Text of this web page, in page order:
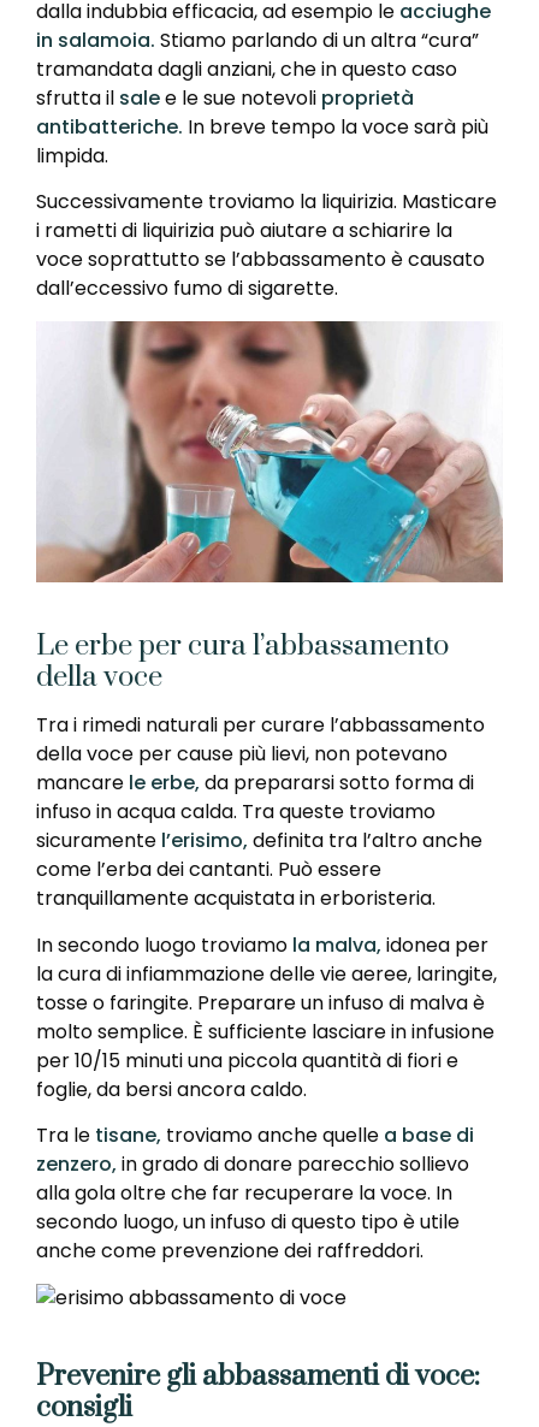
dalla indubbia efficacia, ad esempio le acciughe
in salamoia. Stiamo parlando di un altra “cura”
tramandata dagli anziani, che in questo caso
sfrutta il salee le sue notevoli proprietà
antibatteriche. In breve tempo la voce sarà più
limpida.
Successivamente troviamo la liquirizia. Masticare
i rametti di liquirizia può aiutare a schiarire la
voce soprattutto se l’abbassamento è causato
dall’eccessivo fumo di sigarette.
Le erbe per cura l’abbassamento
della voce
Tra i rimedi naturali per curare l’abbassamento
della voce per cause più lievi, non potevano
mancare le erbe, da prepararsi sotto forma di
infuso in acqua calda. Tra queste troviamo
sicuramente l’erisimo, definita tra l’altro anche
come l’erba dei cantanti. Può essere
tranquillamente acquistata in erboristeria.
In secondo luogo troviamo la malva, idonea per
la cura di infiammazione delle vie aeree, laringite,
tosse o faringite. Preparare un infuso di malva è
molto semplice. È sufficiente lasciare in infusione
per 10/15 minuti una piccola quantità di fiori e
foglie, da bersi ancora caldo.
Tra le tisane, troviamo anche quelle a base di
zenzero, in grado di donare parecchio sollievo
alla gola oltre che far recuperare la voce. In
secondo luogo, un infuso di questo tipo è utile
anche come prevenzione dei raffreddori.
Prevenire gli abbassamenti di voce:
consigli